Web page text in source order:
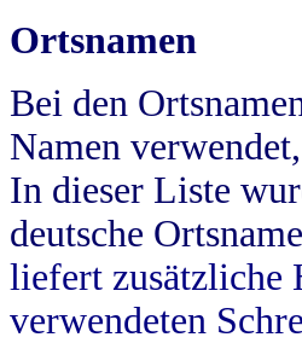
Ortsnamen
Bei den
Namen
In dieser Liste
deutsche
liefert zusätzliche
verwendeten